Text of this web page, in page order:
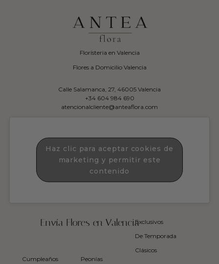
Florísteria en Valencia
Flores a Domicilio Valencia
Calle Salamanca, 27, 46005 Valencia
+34 604 984 690
atencionalcliente@anteaflora.com
Haz clic para aceptar cookies de
marketing y permitir este
contenido
Envía Flores en ValenciaExclusivos
De Temporada
Clásicos
Cumpleaños
Peonías